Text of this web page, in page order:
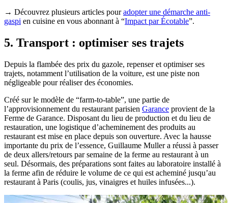
→ Découvrez plusieurs articles pouradopter une démarche anti-
gaspi en cuisine en vous abonnant à “Impact par Écotable”.
5. Transport : optimiser ses trajets
Depuis la flambée des prix du gazole, repenser et optimiser ses
trajets, notamment l’utilisation de la voiture, est une piste non
négligeable pour réaliser des économies.
Créé sur le modèle de “farm-to-table”, une partie de
l’approvisionnement du restaurant parisien Garance provient de la
Ferme de Garance. Disposant du lieu de production et du lieu de
restauration, une logistique d’acheminement des produits au
restaurant est mise en place depuis son ouverture. Avec la hausse
importante du prix de l’essence, Guillaume Muller a réussi à passer
de deux allers/retours par semaine de la ferme au restaurant à un
seul. Désormais, des préparations sont faites au laboratoire installé à
la ferme afin de réduire le volume de ce qui est acheminé jusqu’au
restaurant à Paris (coulis, jus, vinaigres et huiles infusées...).